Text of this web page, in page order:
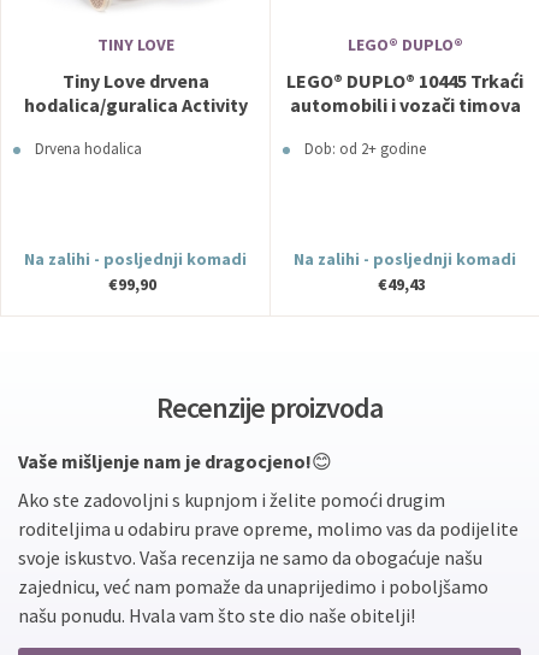
TINY LOVE
Tiny Love drvena
hodalica/guralica Activity
Drvena hodalica
Na zalihi - posljednji komadi
€99,90
LEGO® DUPLO®
LEGO® DUPLO® 10445 Trkaći
automobili i vozači timova
Dob: od 2+ godine
Na zalihi - posljednji komadi
€49,43
Recenzije proizvoda
Vaše mišljenje nam je dragocjeno!😊
Ako ste zadovoljni s kupnjom i želite pomoći drugim
roditeljima u odabiru prave opreme, molimo vas da podijelite
svoje iskustvo. Vaša recenzija ne samo da obogaćuje našu
zajednicu, već nam pomaže da unaprijedimo i poboljšamo
našu ponudu. Hvala vam što ste dio naše obitelji!